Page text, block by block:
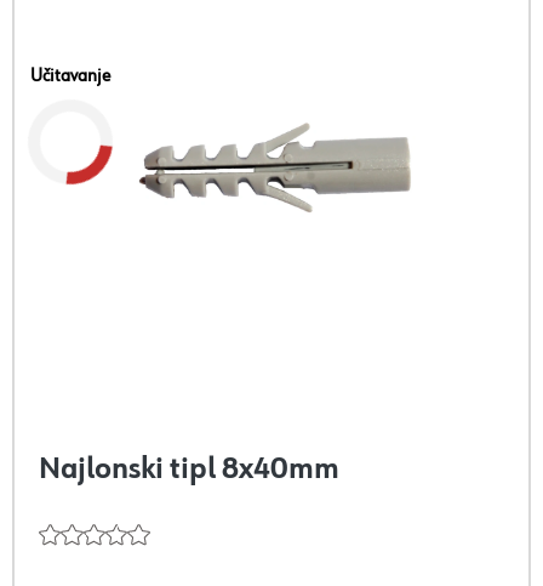
Učitavanje
Najlonski tipl 8x40mm